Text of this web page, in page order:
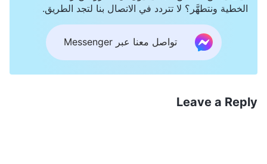
الخطية ونتطهَّر؟ لا تتردد في الاتصال بنا لتجد الطريق.
تواصل معنا عبر Messenger
Leave a Reply